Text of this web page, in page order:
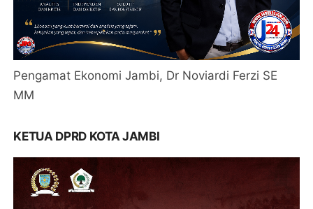
Pengamat Ekonomi Jambi, Dr Noviardi Ferzi SE
MM
KETUA DPRD KOTA JAMBI